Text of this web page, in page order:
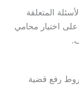
المتعلقة
على اختيار محامي
رفع قضية